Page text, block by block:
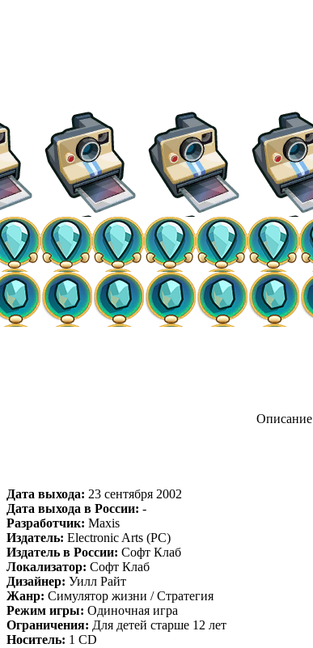
Описание​
Дата выхода: 23 сентября 2002
Дата выхода в России: -
Разработчик: Maxis
Издатель: Electronic Arts (PC)
Издатель в России: Софт Клаб
Локализатор: Софт Клаб
Дизайнер: Уилл Райт
Жанр: Симулятор жизни / Стратегия
Режим игры: Одиночная игра
Ограничения: Для детей старше 12 лет
Носитель: 1 CD